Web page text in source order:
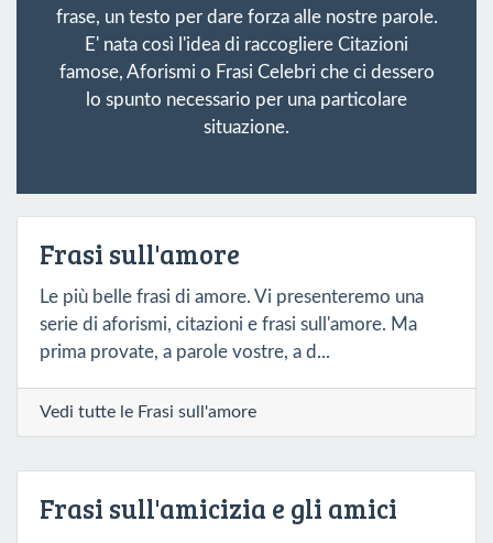
frase, un testo per dare forza alle nostre parole.
E' nata così l'idea di raccogliere Citazioni
famose, Aforismi o Frasi Celebri che ci dessero
lo spunto necessario per una particolare
situazione.
Frasi sull'amore
Le più belle frasi di amore. Vi presenteremo una
serie di aforismi, citazioni e frasi sull'amore. Ma
prima provate, a parole vostre, a d...
Vedi tutte le Frasi sull'amore
Frasi sull'amicizia e gli amici